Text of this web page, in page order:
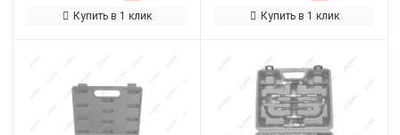
Купить в 1 клик Купить в 1 клик